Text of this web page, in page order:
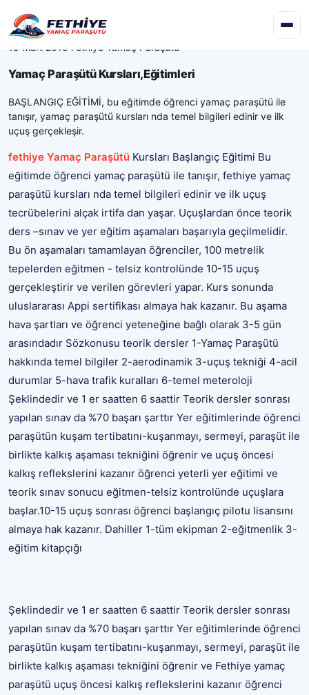
✕
19 Mart 2015 Fethiye Yamaç Paraşütü
Yamaç Paraşütü Kursları,Eğitimleri
BAŞLANGIÇ EĞİTİMİ, bu eğitimde öğrenci yamaç paraşütü ile
tanışır, yamaç paraşütü kursları nda temel bilgileri edinir ve ilk
uçuş gerçekleşir.
fethiye Yamaç Paraşütü Kursları Başlangıç Eğitimi Bu
eğitimde öğrenci yamaç paraşütü ile tanışır, fethiye yamaç
paraşütü kursları nda temel bilgileri edinir ve ilk uçuş
tecrübelerini alçak irtifa dan yaşar. Uçuşlardan önce teorik
ders –sınav ve yer eğitim aşamaları başarıyla geçilmelidir.
Bu ön aşamaları tamamlayan öğrenciler, 100 metrelik
tepelerden eğitmen - telsiz kontrolünde 10-15 uçuş
gerçekleştirir ve verilen görevleri yapar. Kurs sonunda
uluslararası Appi sertifikası almaya hak kazanır. Bu aşama
hava şartları ve öğrenci yeteneğine bağlı olarak 3-5 gün
arasındadır Sözkonusu teorik dersler 1-Yamaç Paraşütü
hakkında temel bilgiler 2-aerodinamik 3-uçuş tekniği 4-acil
durumlar 5-hava trafik kuralları 6-temel meteroloji
Şeklindedir ve 1 er saatten 6 saattir Teorik dersler sonrası
yapılan sınav da %70 başarı şarttır Yer eğitimlerinde öğrenci
paraşütün kuşam tertibatını-kuşanmayı, sermeyi, paraşüt ile
birlikte kalkış aşaması tekniğini öğrenir ve uçuş öncesi
kalkış reflekslerini kazanır öğrenci yeterli yer eğitimi ve
teorik sınav sonucu eğitmen-telsiz kontrolünde uçuşlara
başlar.10-15 uçuş sonrası öğrenci başlangıç pilotu lisansını
almaya hak kazanır. Dahiller 1-tüm ekipman 2-eğitmenlik 3-
eğitim kitapçığı
Şeklindedir ve 1 er saatten 6 saattir Teorik dersler sonrası
yapılan sınav da %70 başarı şarttır Yer eğitimlerinde öğrenci
paraşütün kuşam tertibatını-kuşanmayı, sermeyi, paraşüt ile
birlikte kalkış aşaması tekniğini öğrenir ve Fethiye yamaç
paraşütü uçuş öncesi kalkış reflekslerini kazanır öğrenci